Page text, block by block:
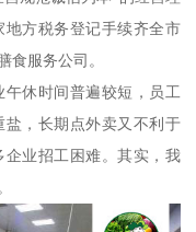
方税务登记手续齐全市
食服务公司。
休时间普遍较短，员工
，长期点外卖又不利于
业招工困难。其实，我